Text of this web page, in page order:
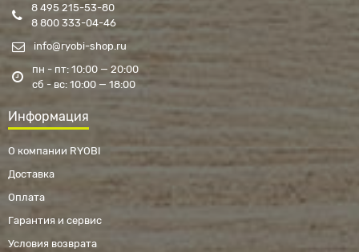
8 495 215-53-80
8 800 333-04-46
info@ryobi-shop.ru
пн - пт: 10:00 — 20:00
сб - вс: 10:00 — 18:00
Информация
О компании RYOBI
Доставка
Оплата
Гарантия и сервис
Условия возврата